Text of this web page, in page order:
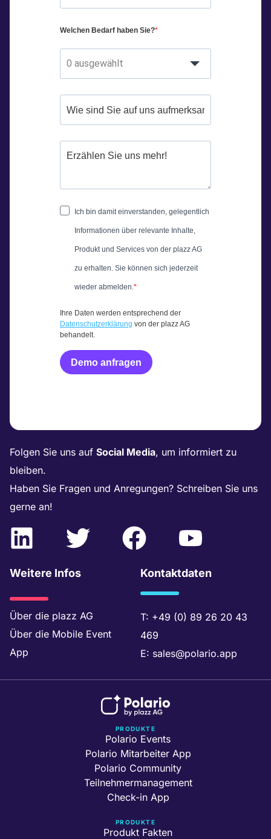
Welchen Bedarf haben Sie?
0 ausgewählt
Ich bin damit einverstanden, gelegentlich
Informationen über relevante Inhalte,
Produkt und Services von der plazz AG
zu erhalten. Sie können sich jederzeit
wieder abmelden.
Ihre Daten werden entsprechend der
Datenschutzerklärung von der plazz AG
behandelt.
Demo anfragen
Folgen Sie uns auf Social Media, um informiert zu
bleiben.
Haben Sie Fragen und Anregungen? Schreiben Sie uns
gerne an!
L
i
n
k
e
d
T
w
i
t
e
F
a
c
e
b
o
k
Y
o
u
u
b
Weitere Infos
Über die plazz AG
Über die Mobile Event
App
Kontaktdaten
T: +49 (0) 89 26 20 43
469
E: sales@polario.app
PRODUKTE
Polario Events
Polario Mitarbeiter App
Polario Community
Teilnehmermanagement
Check-in App
PRODUKTE
Produkt Fakten